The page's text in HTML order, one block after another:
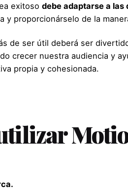
exitoso debe adaptarse a
y proporcionárselo de la
de ser útil deberá ser
crecer nuestra audiencia y
propia y cohesionada.